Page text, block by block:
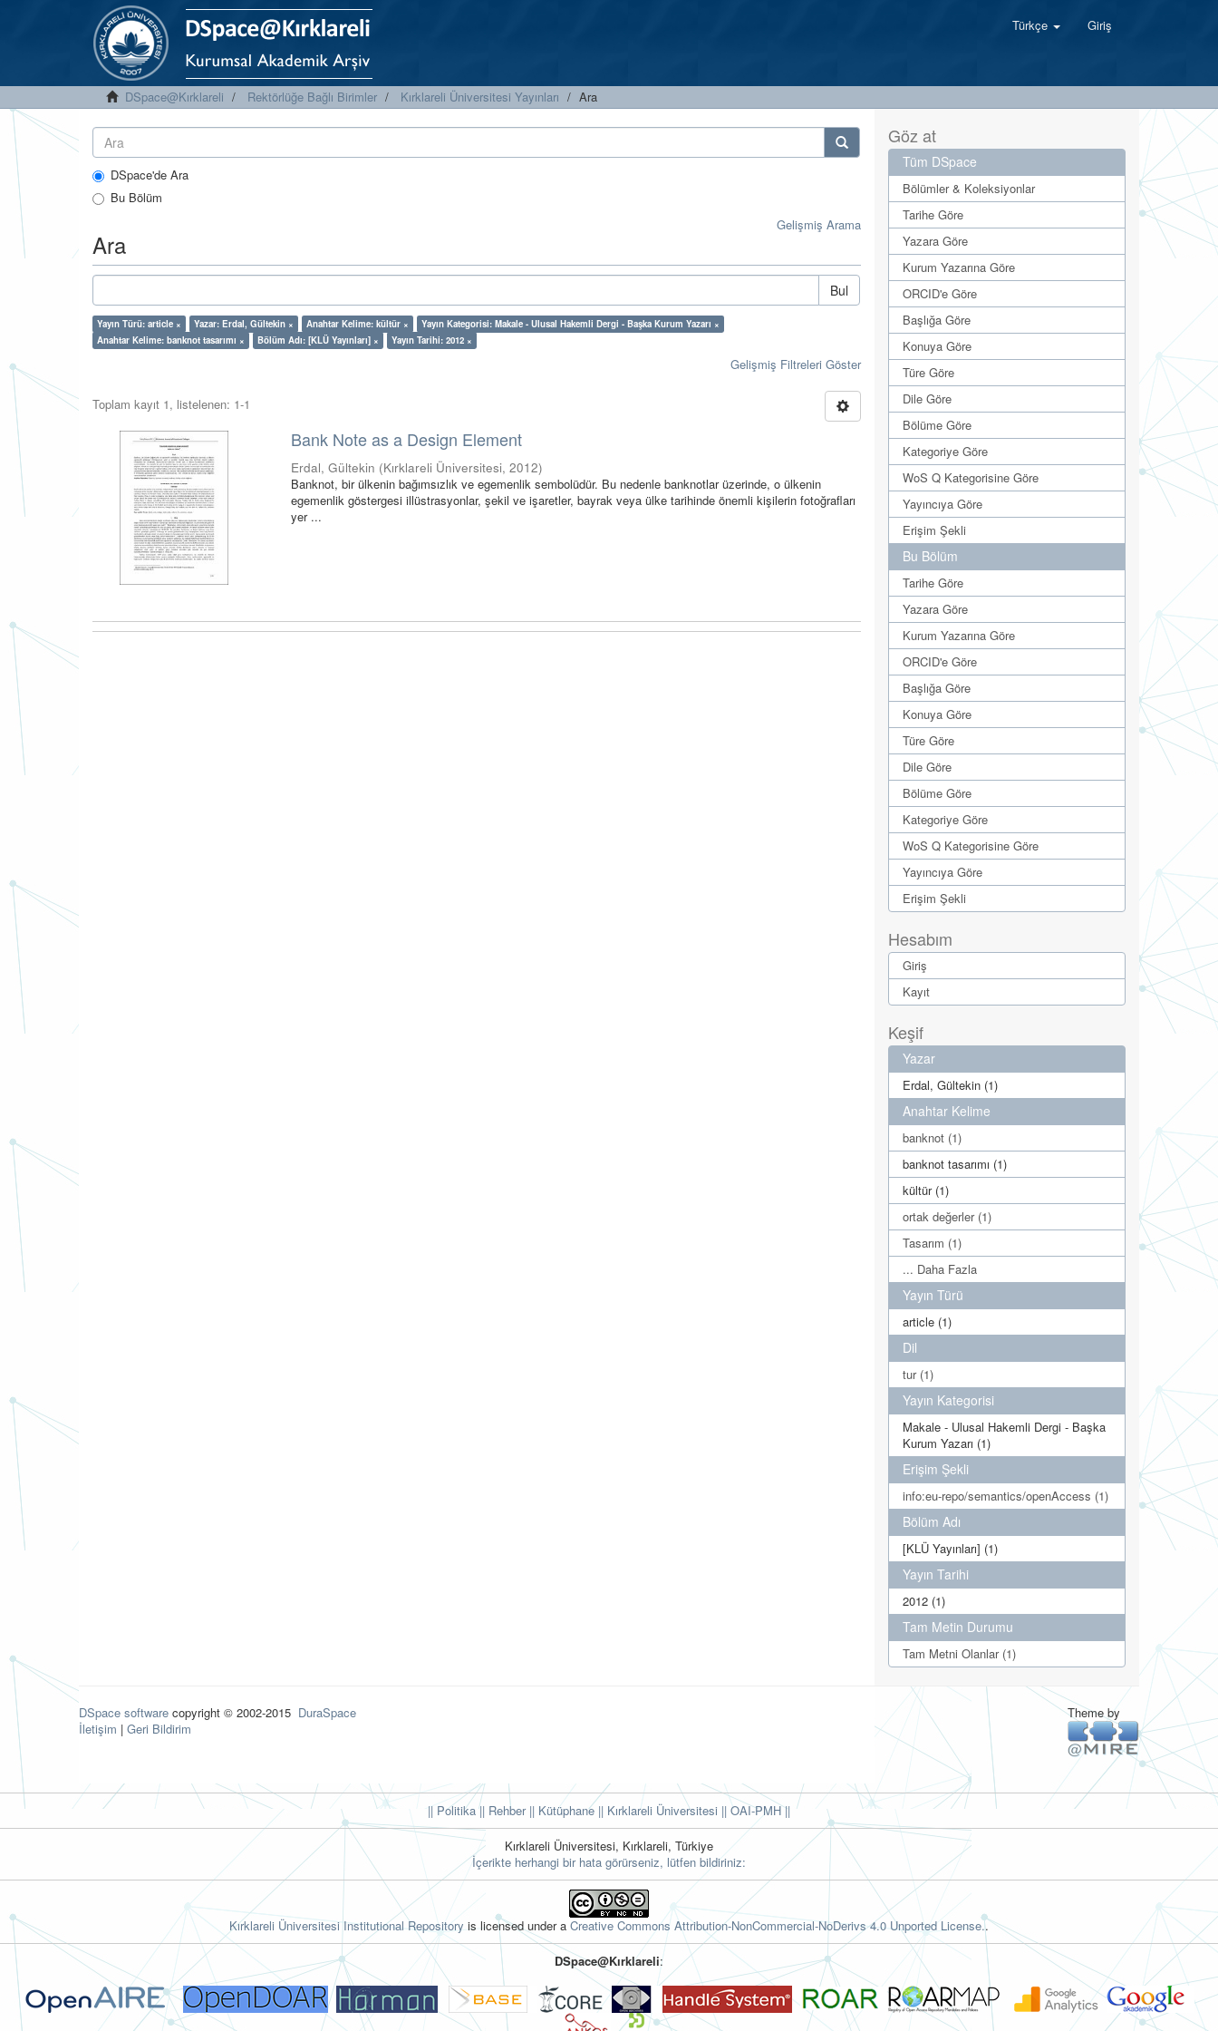
Türkçe Giriş
DSpace@Kırklareli Rektörlüğe Bağlı Birimler Kırklareli Üniversitesi Yayınları Ara
DSpace'de Ara
Bu Bölüm
Gelişmiş Arama
Ara
Bul
Yayın Türü: article × Yazar: Erdal, Gültekin × Anahtar Kelime: kültür ×
Yayın Kategorisi: Makale - Ulusal Hakemli Dergi - Başka Kurum Yazarı ×
Anahtar Kelime: banknot tasarımı ×
Bölüm Adı: [KLÜ Yayınları] × Yayın Tarihi: 2012 ×
Gelişmiş Filtreleri Göster
Toplam kayıt 1, listelenen: 1-1
Bank Note as a Design Element
Erdal, Gültekin (Kırklareli Üniversitesi,2012)
Banknot, bir ülkenin bağımsızlık ve egemenlik sembolüdür. Bu nedenle banknotlar üzerinde, o ülkenin
egemenlik göstergesi illüstrasyonlar, şekil ve işaretler, bayrak veya ülke tarihinde önemli kişilerin fotoğrafları
yer ...
Göz at
Tüm DSpace
Bölümler & Koleksiyonlar
Tarihe Göre
Yazara Göre
Kurum Yazarına Göre
ORCID'e Göre
Başlığa Göre
Konuya Göre
Türe Göre
Dile Göre
Bölüme Göre
Kategoriye Göre
WoS Q Kategorisine Göre
Yayıncıya Göre
Erişim Şekli
Bu Bölüm
Tarihe Göre
Yazara Göre
Kurum Yazarına Göre
ORCID'e Göre
Başlığa Göre
Konuya Göre
Türe Göre
Dile Göre
Bölüme Göre
Kategoriye Göre
WoS Q Kategorisine Göre
Yayıncıya Göre
Erişim Şekli
Hesabım
Giriş
Kayıt
Keşif
Yazar
Erdal, Gültekin (1)
Anahtar Kelime
banknot (1)
banknot tasarımı (1)
kültür (1)
ortak değerler (1)
Tasarım (1)
... Daha Fazla
Yayın Türü
article (1)
Dil
tur (1)
Yayın Kategorisi
Makale - Ulusal Hakemli Dergi - Başka
Kurum Yazarı (1)
Erişim Şekli
info:eu-repo/semantics/openAccess (1)
Bölüm Adı
[KLÜ Yayınları] (1)
Yayın Tarihi
2012 (1)
Tam Metin Durumu
Tam Metni Olanlar (1)
DSpace software copyright © 2002-2015 DuraSpace
İletişim | Geri Bildirim
Theme by
|| Politika|| Rehber|| Kütüphane || Kırklareli Üniversitesi || OAI-PMH ||
Kırklareli Üniversitesi, Kırklareli, Türkiye
İçerikte herhangi bir hata görürseniz, lütfen bildiriniz:
Kırklareli Üniversitesi Institutional Repository is licensed under a Creative Commons Attribution-NonCommercial-NoDerivs 4.0 Unported License..
DSpace@Kırklareli: